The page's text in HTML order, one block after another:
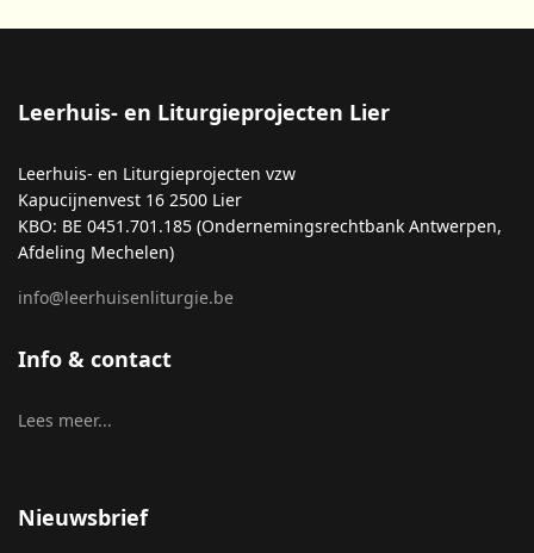
Leerhuis- en Liturgieprojecten Lier
Leerhuis- en Liturgieprojecten vzw
Kapucijnenvest 16 2500 Lier
KBO: BE 0451.701.185 (Ondernemingsrechtbank Antwerpen,
Afdeling Mechelen)
info@leerhuisenliturgie.be
Info & contact
Lees meer...
Nieuwsbrief